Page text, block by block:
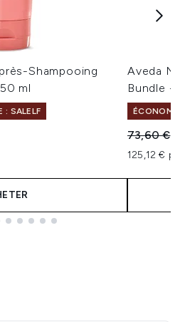
Shampooing
ml
: SALELF
Aveda
Bundle -
Prix de
73,60 €
125,12 €